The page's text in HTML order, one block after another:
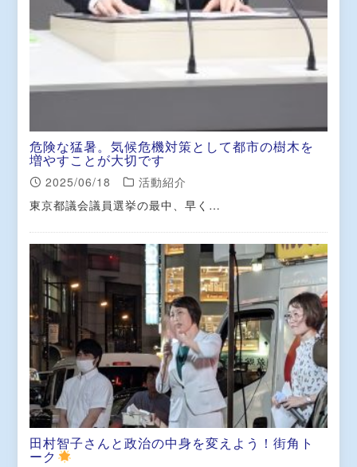
危険な猛暑。気候危機対策として都市の樹木を
増やすことが大切です
2025/06/18
活動紹介
東京都議会議員選挙の最中、早く…
田村智子さんと政治の中身を変えよう！街角ト
ーク